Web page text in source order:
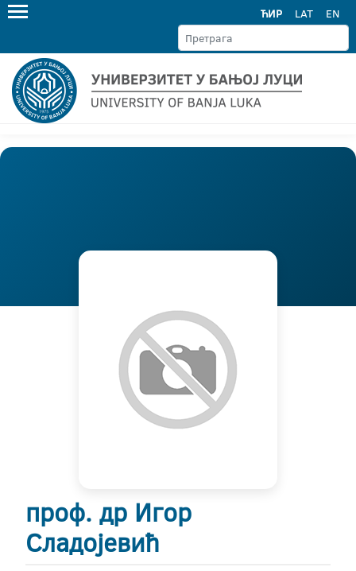
ЋИР LAT EN
проф. др Игор
Сладојевић